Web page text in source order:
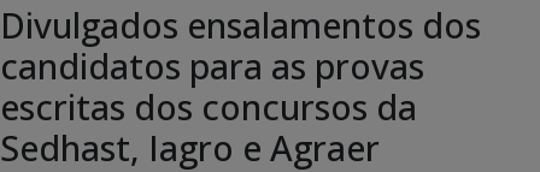
Divulgados ensalamentos dos
candidatos para as provas
escritas dos concursos da
Sedhast, Iagro e Agraer